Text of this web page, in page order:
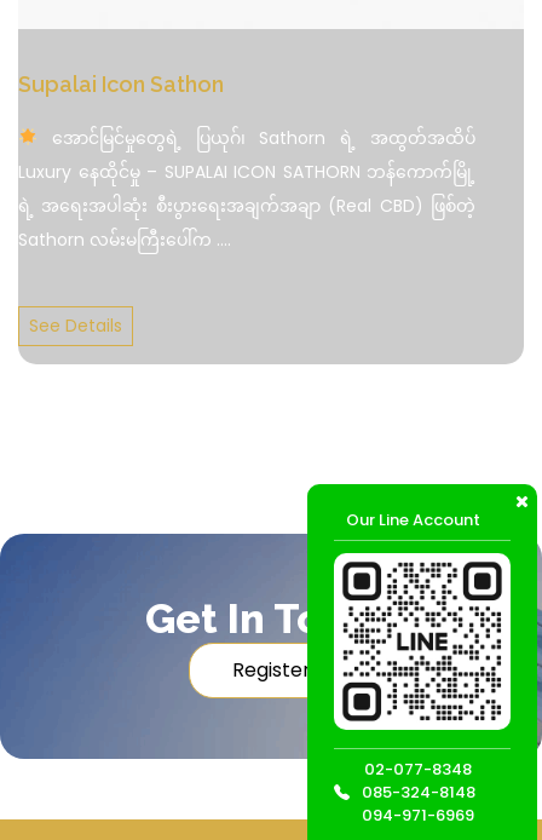
Supalai Icon Sathon
အောင်မြင်မှုတွေရဲ့ ပြယုဂ်၊ Sathorn ရဲ့ အထွတ်အထိပ်
Luxury နေထိုင်မှု – SUPALAI ICON SATHORN ဘန်ကောက်မြို့
ရဲ့ အရေးအပါဆုံး စီးပွားရေးအချက်အချာ (Real CBD) ဖြစ်တဲ့
Sathorn လမ်းမကြီးပေါ်က ....
See Details
Get In Touch
Register
Our Line Account
02-077-8348
085-324-8148
094-971-6969